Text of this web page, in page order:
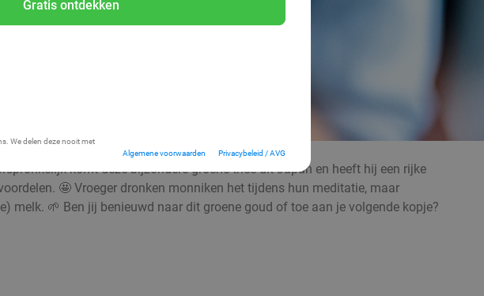
Gratis ontdekken
We delen deze nooit met
Algemene voorwaarden Privacybeleid / AVG
komt deze bijzondere groene thee uit Japan en heeft hij een rijke
🤩 Vroeger dronken monniken het tijdens hun meditatie, maar
🌱 Ben jij benieuwd naar dit groene goud of toe aan je volgende kopje?